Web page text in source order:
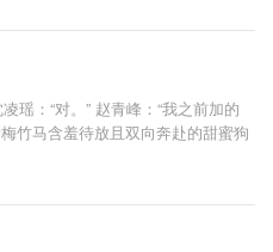
瑶：“对。” 赵青峰：“我之前加的
竹马含羞待放且双向奔赴的甜蜜狗